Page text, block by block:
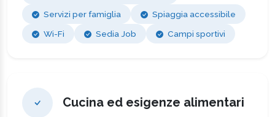
Servizi per famiglia
Spiaggia accessibile
Wi-Fi
Sedia Job Campi sportivi
Cucina ed esigenze alimentari